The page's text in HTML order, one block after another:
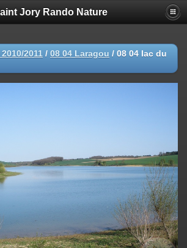
Jory Rando Nature
2011 / 08 04 Laragou / 08 04 lac du